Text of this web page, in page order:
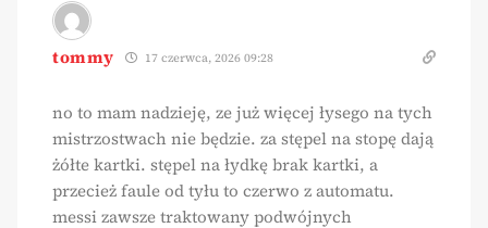
tommy 17 czerwca, 2026 09:28
no to mam nadzieję, ze już więcej łysego na tych
mistrzostwach nie będzie. za stępel na stopę dają
żółte kartki. stępel na łydkę brak kartki, a
przecież faule od tyłu to czerwo z automatu.
messi zawsze traktowany podwójnych